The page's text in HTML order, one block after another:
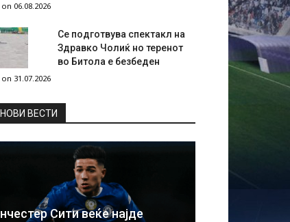
06.08.2026
Се подготвува спектакл на
Здравко Чолиќ но теренот
во Битола е безбеден
31.07.2026
ВЕСТИ
Сити веќе најде